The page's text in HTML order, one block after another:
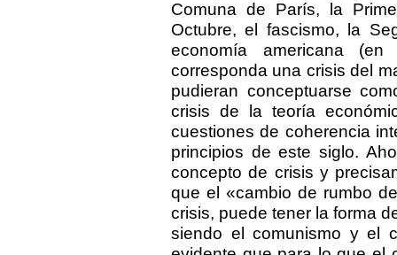
Comuna de París, la
Octubre, el fascismo, la
economía americana
corresponda una crisis del
pudieran conceptuarse
crisis de la teoría
cuestiones de coherencia
principios de este siglo.
concepto de crisis y
que el «cambio de rumbo
crisis, puede tener la forma
siendo el comunismo y el